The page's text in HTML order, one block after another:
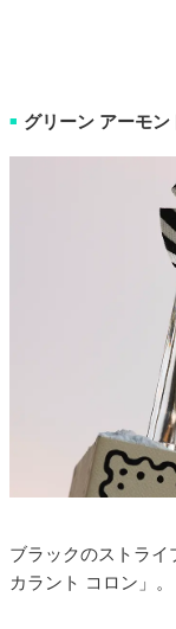
■ グリーン アーモ
ブラックのストライ
カラント コロン」。